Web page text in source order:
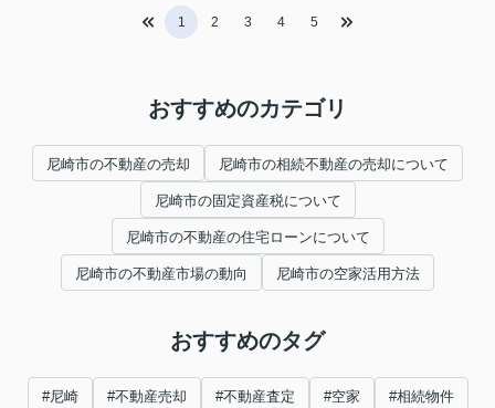
1 2 3 4 5
おすすめのカテゴリ
尼崎市の不動産の売却 尼崎市の相続不動産の売却について
尼崎市の固定資産税について
尼崎市の不動産の住宅ローンについて
尼崎市の不動産市場の動向 尼崎市の空家活用方法
おすすめのタグ
#尼崎 #不動産売却 #不動産査定 #空家 #相続物件